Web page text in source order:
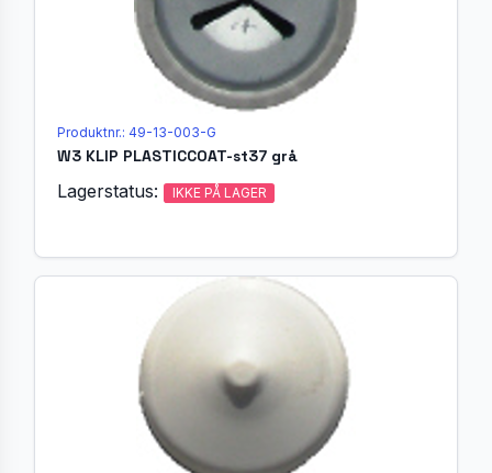
Produktnr.: 49-13-003-G
W3 KLIP PLASTICCOAT-st37 grå
Lagerstatus: IKKE PÅ LAGER